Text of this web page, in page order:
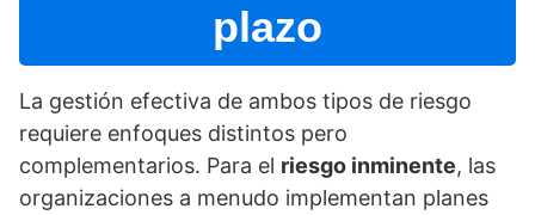
plazo
La gestión efectiva de ambos tipos de riesgo
requiere enfoques distintos pero
complementarios. Para el riesgo inminente, las
organizaciones a menudo implementan planes